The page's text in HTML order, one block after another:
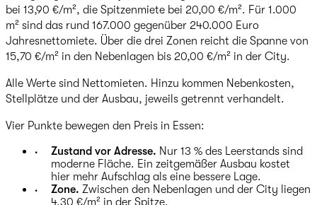
bei 13,90 €/m², die Spitzenmiete bei 20,00 €/m². Für 1.000
m² sind das rund 167.000 gegenüber 240.000 Euro
Jahresnettomiete. Über die drei Zonen reicht die Spanne von
15,70 €/m² in den Nebenlagen bis 20,00 €/m² in der City.
Alle Werte sind Nettomieten. Hinzu kommen Nebenkosten,
Stellplätze und der Ausbau, jeweils getrennt verhandelt.
Vier Punkte bewegen den Preis in Essen:
Zustand vor Adresse. Nur 13 % des Leerstands sind
moderne Fläche. Ein zeitgemäßer Ausbau kostet
hier mehr Aufschlag als eine bessere Lage.
Zone. Zwischen den Nebenlagen und der City liegen
4,30 €/m² in der Spitze.